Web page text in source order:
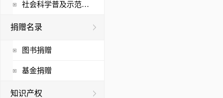
社会科学普及示范基地
捐赠名录
图书捐赠
基金捐赠
知识产权